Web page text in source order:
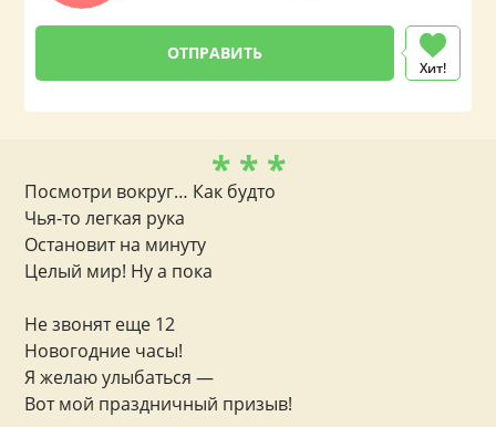
Хит!
* * *
Посмотри вокруг… Как будто
Чья-то легкая рука
Остановит на минуту
Целый мир! Ну а пока
Не звонят еще 12
Новогодние часы!
Я желаю улыбаться —
Вот мой праздничный призыв!